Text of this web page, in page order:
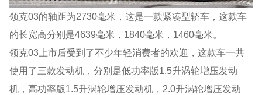
领克03的轴距为2730毫米，这是一款紧凑型轿车，这款车
的长宽高分别是4639毫米，1840毫米，1460毫米。
领克03上市后受到了不少年轻消费者的欢迎，这款车一共
使用了三款发动机，分别是低功率版1.5升涡轮增压发动
机，高功率版1.5升涡轮增压发动机，2.0升涡轮增压发动